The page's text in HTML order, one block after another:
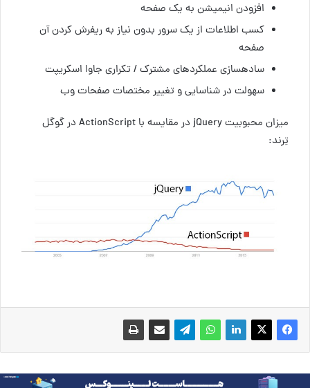
افزودن انیمیشن به یک صفحه
کسب اطلاعات از یک سرور بدون نیاز به ریفرش کردن آن
صفحه
ساده‎سازی عملکردهای مشترک / تکراری جاوا اسکریپت
سهولت در شناسایی و تغییر مختصات صفحات وب
میزان محبوبیت jQuery در مقایسه با ActionScript در گوگل
تِرند: